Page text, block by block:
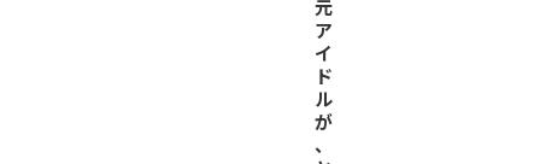
元
ア
イ
ド
ル
が
、